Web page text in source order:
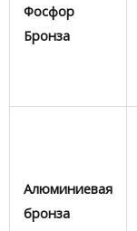
Фосфор
Бронза
Алюминиевая
бронза